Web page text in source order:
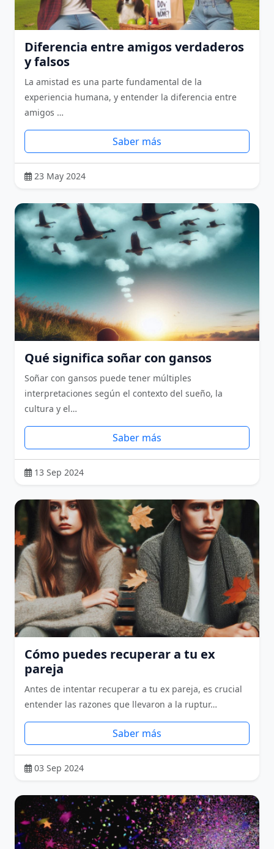
Diferencia entre amigos verdaderos
y falsos
La amistad es una parte fundamental de la
experiencia humana, y entender la diferencia entre
amigos …
Saber más
23 May 2024
Qué significa soñar con gansos
Soñar con gansos puede tener múltiples
interpretaciones según el contexto del sueño, la
cultura y el…
Saber más
13 Sep 2024
Cómo puedes recuperar a tu ex
pareja
Antes de intentar recuperar a tu ex pareja, es crucial
entender las razones que llevaron a la ruptur…
Saber más
03 Sep 2024